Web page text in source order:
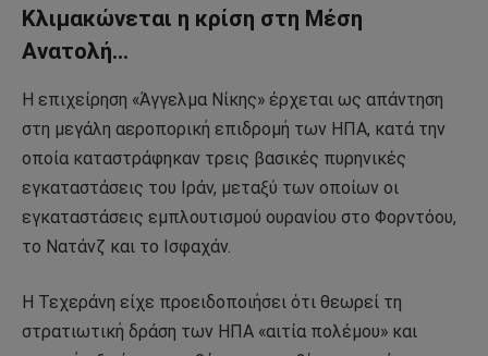
Κλιμακώνεται η κρίση στη Μέση
Ανατολή…
Η επιχείρηση «Άγγελμα Νίκης» έρχεται ως απάντηση
στη μεγάλη αεροπορική επιδρομή των ΗΠΑ, κατά την
οποία καταστράφηκαν τρεις βασικές πυρηνικές
εγκαταστάσεις του Ιράν, μεταξύ των οποίων οι
εγκαταστάσεις εμπλουτισμού ουρανίου στο Φορντόου,
το Νατάνζ και το Ισφαχάν.
Η Τεχεράνη είχε προειδοποιήσει ότι θεωρεί τη
στρατιωτική δράση των ΗΠΑ «αιτία πολέμου» και